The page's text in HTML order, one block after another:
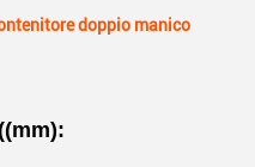
doppio manico